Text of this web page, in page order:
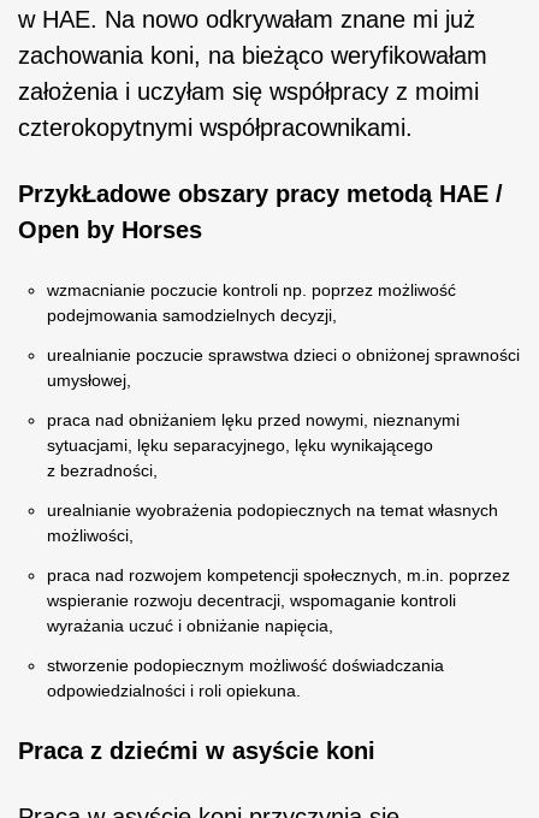
w HAE. Na nowo odkrywałam znane mi już
zachowania koni, na bieżąco weryfikowałam
założenia i uczyłam się współpracy z moimi
czterokopytnymi współpracownikami.
PrzykŁadowe obszary pracy metodą HAE /
Open by Horses
wzmacnianie poczucie kontroli np. poprzez możliwość
podejmowania samodzielnych decyzji,
urealnianie poczucie sprawstwa dzieci o obniżonej sprawności
umysłowej,
praca nad obniżaniem lęku przed nowymi, nieznanymi
sytuacjami, lęku separacyjnego, lęku wynikającego
z bezradności,
urealnianie wyobrażenia podopiecznych na temat własnych
możliwości,
praca nad rozwojem kompetencji społecznych, m.in. poprzez
wspieranie rozwoju decentracji, wspomaganie kontroli
wyrażania uczuć i obniżanie napięcia,
stworzenie podopiecznym możliwość doświadczania
odpowiedzialności i roli opiekuna.
Praca z dziećmi w asyście koni